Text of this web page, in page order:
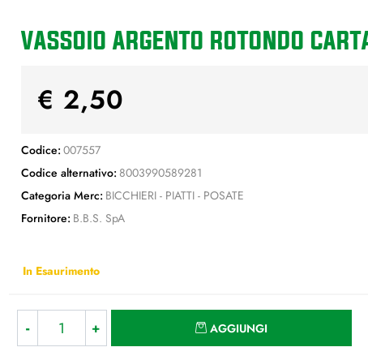
VASSOIO ARGENTO ROTONDO
€ 2,50
Codice: 007557
Codice alternativo: 8003990589281
Categoria Merc: BICCHIERI - PIATTI - POSATE
Fornitore: B.B.S. SpA
In Esaurimento
AGGIUNGI